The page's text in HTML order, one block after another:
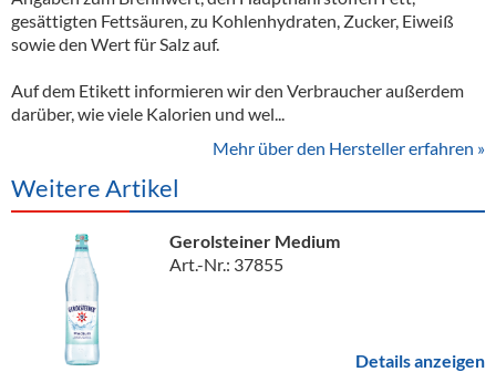
gesättigten Fettsäuren, zu Kohlenhydraten, Zucker, Eiweiß
sowie den Wert für Salz auf.
Auf dem Etikett informieren wir den Verbraucher außerdem
darüber, wie viele Kalorien und wel...
Mehr über den Hersteller erfahren »
Weitere Artikel
Gerolsteiner Medium
Art.-Nr.: 37855
Details anzeigen